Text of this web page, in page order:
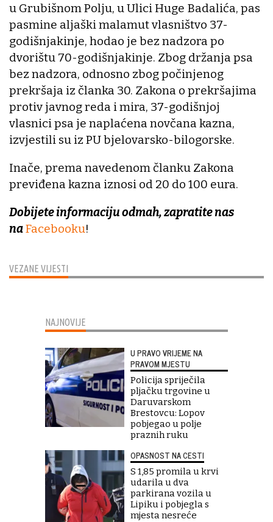
VEZANE VIJESTI
u Grubišnom Polju, u Ulici Huge Badalića, pas
pasmine aljaški malamut vlasništvo 37-
godišnjakinje, hodao je bez nadzora po
dvorištu 70-godišnjakinje. Zbog držanja psa
bez nadzora, odnosno zbog počinjenog
prekršaja iz članka 30. Zakona o prekršajima
protiv javnog reda i mira, 37-godišnjoj
vlasnici psa je naplaćena novčana kazna,
izvjestili su iz PU bjelovarsko-bilogorske.
Inače, prema navedenom članku Zakona
previđena kazna iznosi od 20 do 100 eura.
Dobijete informaciju odmah, zapratite nas
naFacebooku!
NAJNOVIJE
U PRAVO VRIJEME NA
PRAVOM MJESTU
Policija spriječila
pljačku trgovine u
Daruvarskom
Brestovcu: Lopov
pobjegao u polje
praznih ruku
OPASNOST NA CESTI
S 1,85 promila u krvi
udarila u dva
parkirana vozila u
Lipiku i pobjegla s
mjesta nesreće